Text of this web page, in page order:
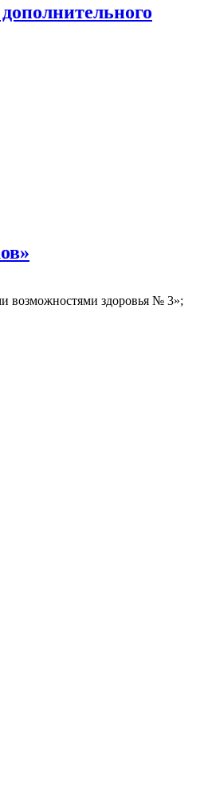
возможностями здоровья № 3»;